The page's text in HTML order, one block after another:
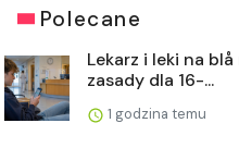
Polecane
Lekarz i leki na
zasady dla 16-...
1 godzina temu